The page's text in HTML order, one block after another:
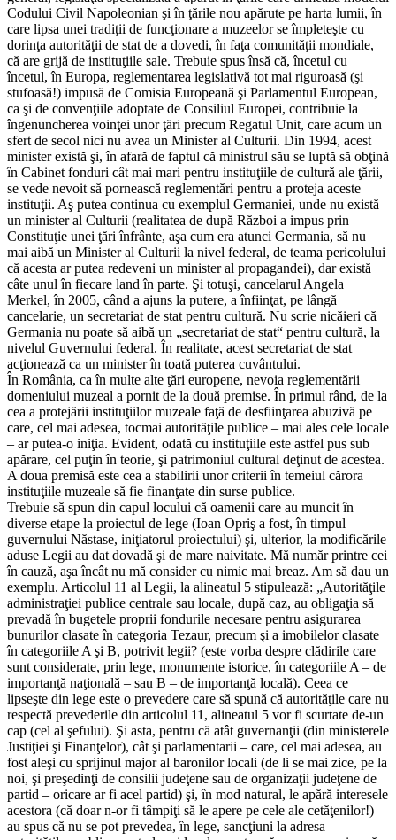
Codului Civil Napoleonian şi în ţările nou apărute pe harta lumii, în
care lipsa unei tradiţii de funcţionare a muzeelor se împleteşte cu
dorinţa autorităţii de stat de a dovedi, în faţa comunităţii mondiale,
că are grijă de instituţiile sale. Trebuie spus însă că, încetul cu
încetul, în Europa, reglementarea legislativă tot mai riguroasă (şi
stufoasă!) impusă de Comisia Europeană şi Parlamentul European,
ca şi de convenţiile adoptate de Consiliul Europei, contribuie la
îngenuncherea voinţei unor ţări precum Regatul Unit, care acum un
sfert de secol nici nu avea un Minister al Culturii. Din 1994, acest
minister există şi, în afară de faptul că ministrul său se luptă să obţină
în Cabinet fonduri cât mai mari pentru instituţiile de cultură ale ţării,
se vede nevoit să pornească reglementări pentru a proteja aceste
instituţii. Aş putea continua cu exemplul Germaniei, unde nu există
un minister al Culturii (realitatea de după Război a impus prin
Constituţie unei ţări înfrânte, aşa cum era atunci Germania, să nu
mai aibă un Minister al Culturii la nivel federal, de teama pericolului
că acesta ar putea redeveni un minister al propagandei), dar există
câte unul în fiecare land în parte. Şi totuşi, cancelarul Angela
Merkel, în 2005, când a ajuns la putere, a înfiinţat, pe lângă
cancelarie, un secretariat de stat pentru cultură. Nu scrie nicăieri că
Germania nu poate să aibă un „secretariat de stat“ pentru cultură, la
nivelul Guvernului federal. În realitate, acest secretariat de stat
acţionează ca un minister în toată puterea cuvântului.
În România, ca în multe alte ţări europene, nevoia reglementării
domeniului muzeal a pornit de la două premise. În primul rând, de la
cea a protejării instituţiilor muzeale faţă de desfiinţarea abuzivă pe
care, cel mai adesea, tocmai autorităţile publice – mai ales cele locale
– ar putea-o iniţia. Evident, odată cu instituţiile este astfel pus sub
apărare, cel puţin în teorie, şi patrimoniul cultural deţinut de acestea.
A doua premisă este cea a stabilirii unor criterii în temeiul cărora
instituţiile muzeale să fie finanţate din surse publice.
Trebuie să spun din capul locului că oamenii care au muncit în
diverse etape la proiectul de lege (Ioan Opriş a fost, în timpul
guvernului Năstase, iniţiatorul proiectului) şi, ulterior, la modificările
aduse Legii au dat dovadă şi de mare naivitate. Mă număr printre cei
în cauză, aşa încât nu mă consider cu nimic mai breaz. Am să dau un
exemplu. Articolul 11 al Legii, la alineatul 5 stipulează: „Autorităţile
administraţiei publice centrale sau locale, după caz, au obligaţia să
prevadă în bugetele proprii fondurile necesare pentru asigurarea
bunurilor clasate în categoria Tezaur, precum şi a imobilelor clasate
în categoriile A şi B, potrivit legii? (este vorba despre clădirile care
sunt considerate, prin lege, monumente istorice, în categoriile A – de
importanţă naţională – sau B – de importanţă locală). Ceea ce
lipseşte din lege este o prevedere care să spună că autorităţile care nu
respectă prevederile din articolul 11, alineatul 5 vor fi scurtate de-un
cap (cel al şefului). Şi asta, pentru că atât guvernanţii (din ministerele
Justiţiei şi Finanţelor), cât şi parlamentarii – care, cel mai adesea, au
fost aleşi cu sprijinul major al baronilor locali (de li se mai zice, pe la
noi, şi preşedinţi de consilii judeţene sau de organizaţii judeţene de
partid – oricare ar fi acel partid) şi, în mod natural, le apără interesele
acestora (că doar n-or fi tâmpiţi să le apere pe cele ale cetăţenilor!)
au spus că nu se pot prevedea, în lege, sancţiuni la adresa